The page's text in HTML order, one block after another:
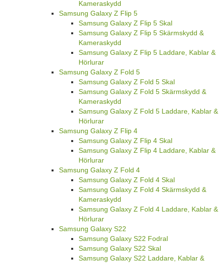
Kameraskydd
Samsung Galaxy Z Flip 5
Samsung Galaxy Z Flip 5 Skal
Samsung Galaxy Z Flip 5 Skärmskydd &
Kameraskydd
Samsung Galaxy Z Flip 5 Laddare, Kablar &
Hörlurar
Samsung Galaxy Z Fold 5
Samsung Galaxy Z Fold 5 Skal
Samsung Galaxy Z Fold 5 Skärmskydd &
Kameraskydd
Samsung Galaxy Z Fold 5 Laddare, Kablar &
Hörlurar
Samsung Galaxy Z Flip 4
Samsung Galaxy Z Flip 4 Skal
Samsung Galaxy Z Flip 4 Laddare, Kablar &
Hörlurar
Samsung Galaxy Z Fold 4
Samsung Galaxy Z Fold 4 Skal
Samsung Galaxy Z Fold 4 Skärmskydd &
Kameraskydd
Samsung Galaxy Z Fold 4 Laddare, Kablar &
Hörlurar
Samsung Galaxy S22
Samsung Galaxy S22 Fodral
Samsung Galaxy S22 Skal
Samsung Galaxy S22 Laddare, Kablar &